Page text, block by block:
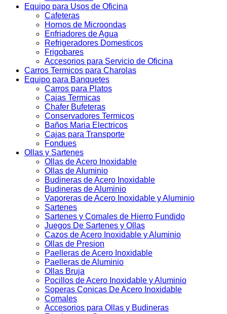
Equipo para Usos de Oficina
Cafeteras
Hornos de Microondas
Enfriadores de Agua
Refrigeradores Domesticos
Frigobares
Accesorios para Servicio de Oficina
Carros Termicos para Charolas
Equipo para Banquetes
Carros para Platos
Cajas Termicas
Chafer Bufeteras
Conservadores Termicos
Baños Maria Electricos
Cajas para Transporte
Fondues
Ollas y Sartenes
Ollas de Acero Inoxidable
Ollas de Aluminio
Budineras de Acero Inoxidable
Budineras de Aluminio
Vaporeras de Acero Inoxidable y Aluminio
Sartenes
Sartenes y Comales de Hierro Fundido
Juegos De Sartenes y Ollas
Cazos de Acero Inoxidable y Aluminio
Ollas de Presion
Paelleras de Acero Inoxidable
Paelleras de Aluminio
Ollas Bruja
Pocillos de Acero Inoxidable y Aluminio
Soperas Conicas De Acero Inoxidable
Comales
Accesorios para Ollas y Budineras